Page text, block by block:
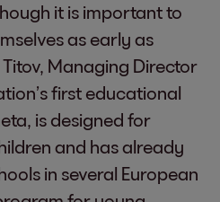
it is important to
as early as
Managing Director
first educational
is designed for
and has already
in several European